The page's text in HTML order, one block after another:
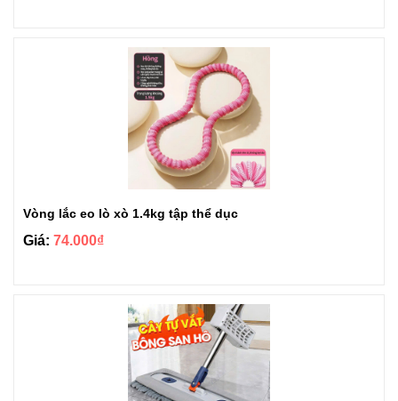
Vòng lắc eo lò xò 1.4kg tập thể dục
Giá: 74.000₫